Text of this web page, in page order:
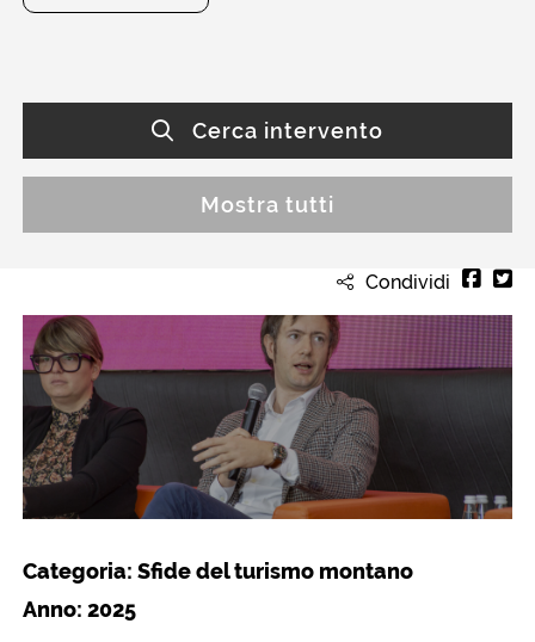
Cerca intervento
Mostra tutti
Condividi
Categoria: Sfide del turismo montano
Anno: 2025